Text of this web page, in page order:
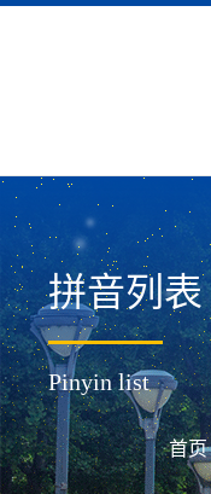
拼音列表
Pinyin list
首页